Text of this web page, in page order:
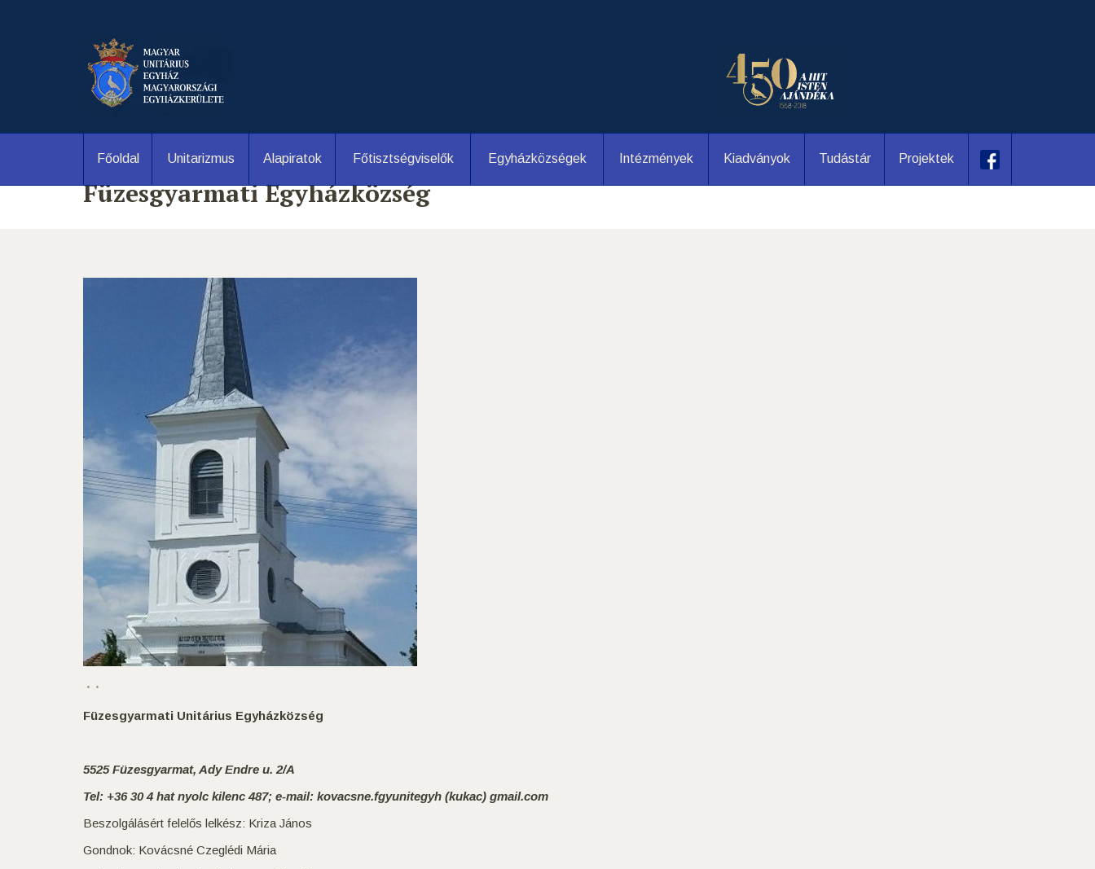
Főoldal Unitarizmus Alapiratok Főtisztségviselők Egyházközségek Intézmények Kiadványok Tudástár Projektek
Füzesgyarmati Egyházközség
Füzesgyarmati Unitárius Egyházközség
5525 Füzesgyarmat, Ady Endre u. 2/A
Tel: +36 30 4 hat nyolc kilenc 487; e-mail: kovacsne.fgyunitegyh (kukac) gmail.com
Beszolgálásért felelős lelkész: Kriza János
Gondnok: Kovácsné Czeglédi Mária